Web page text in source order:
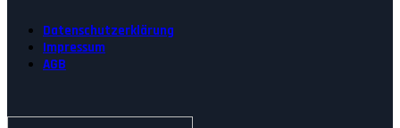
Datenschutzerklärung
Impressum
AGB